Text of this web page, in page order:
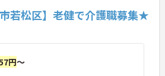
市若松区】老健で介護職募集★
円～